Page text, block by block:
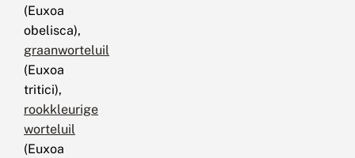
(Euxoa
obelisca),
graanworteluil
(Euxoa
tritici),
rookkleurige
worteluil
(Euxoa